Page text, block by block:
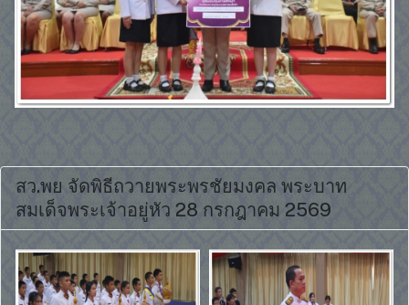
สว.พย จัดพิธีถวายพระพรชัยมงคล พระบาท
สมเด็จพระเจ้าอยู่หัว 28 กรกฎาคม 2569